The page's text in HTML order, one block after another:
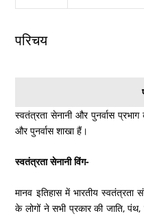
परिचय
स्वतंत्रता सेनानी और पुनर्वास प्रभाग
और पुनर्वास शाखा हैं।
स्वतंत्रता सेनानी विंग-
मानव इतिहास में भारतीय स्वतंत्रता
के लोगों ने सभी प्रकार की जाति,